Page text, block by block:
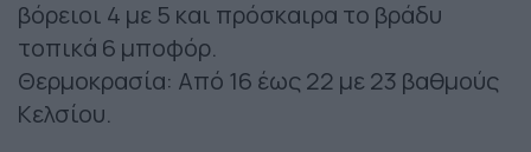
βόρειοι 4 με 5 και πρόσκαιρα το βράδυ
τοπικά 6 μποφόρ.
Θερμοκρασία: Από 16 έως 22 με 23 βαθμούς
Κελσίου.